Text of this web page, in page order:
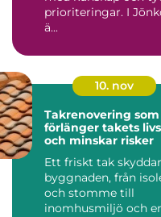
prioriteringar. I
ä...
10. nov
Takrenovering som
förlänger takets
och minskar risker
Ett friskt tak
byggnaden, från
och stomme till
inomhusmiljö och